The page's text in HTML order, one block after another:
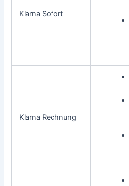
Klarna Sofort
Klarna Rechnung